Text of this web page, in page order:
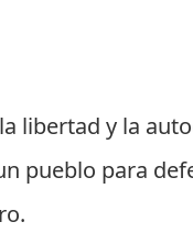
libertad y la
pueblo para